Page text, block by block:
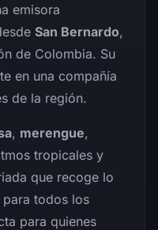
emisora
San Bernardo,
de Colombia. Su
en una compañía
de la región.
, merengue,
tropicales y
que recoge lo
todos los
para quienes